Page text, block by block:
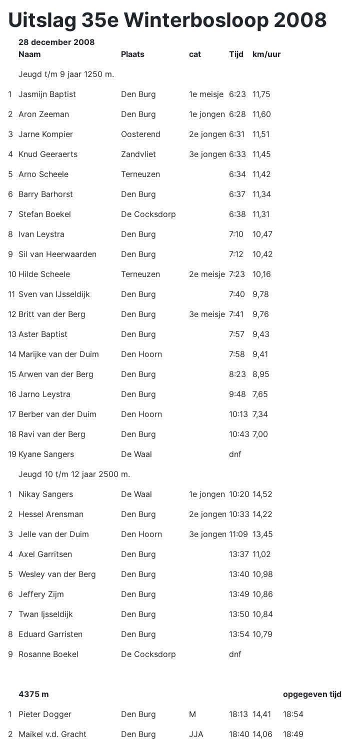
Uitslag 35e Winterbosloop 2008
28 december 2008
Naam
Plaats cat Tijd
km/uur
Jeugd t/m 9 jaar 1250 m.
1
Jasmijn Baptist Den Burg 1e meisje 6:23
11,75
2 Aron Zeeman Den Burg 1e jongen 6:28
11,60
3 Jarne Kompier Oosterend 2e jongen 6:31
11,51
4 Knud Geeraerts Zandvliet 3e jongen 6:33
11,45
5 Arno Scheele Terneuzen 6:34
11,42
6
Barry Barhorst Den Burg 6:37
11,34
7
Stefan Boekel De Cocksdorp 6:38
11,31
8
Ivan Leystra Den Burg 7:10
10,47
9
Sil van Heerwaarden Den Burg 7:12
10,42
10 Hilde Scheele Terneuzen 2e meisje 7:23
10,16
11 Sven van IJsseldijk Den Burg 7:40
9,78
12 Britt van der Berg Den Burg 3e meisje 7:41
9,76
13 Aster Baptist Den Burg 7:57
9,43
14 Marijke van der Duim Den Hoorn 7:58
9,41
15 Arwen van der Berg Den Burg 8:23
8,95
16 Jarno Leystra Den Burg 9:48
7,65
17 Berber van der Duim Den Hoorn 10:13 7,34
18 Ravi van der Berg Den Burg 10:43 7,00
19 Kyane Sangers De Waal
dnf
Jeugd 10 t/m 12 jaar 2500 m.
1
Nikay Sangers De Waal 1e jongen 10:20 14,52
2
Hessel Arensman Den Burg 2e jongen 10:33 14,22
3 Jelle van der Duim Den Hoorn 3e jongen 11:09 13,45
4 Axel Garritsen Den Burg 13:37 11,02
5 Wesley van der Berg Den Burg 13:40 10,98
6 Jeffery Zijm Den Burg 13:49 10,86
7 Twan Ijsseldijk Den Burg 13:50 10,84
8
Eduard Garristen Den Burg 13:54 10,79
9
Rosanne Boekel De Cocksdorp dnf
4375 m opgegeven tijd
1
Pieter Dogger Den Burg M 18:13 14,41 18:54
2
Maikel v.d. Gracht Den Burg JJA 18:40 14,06 18:49